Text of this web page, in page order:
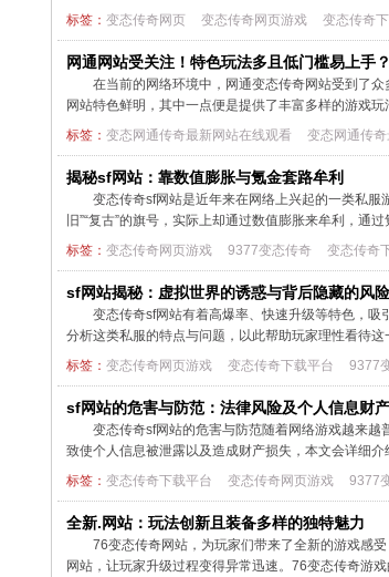
标签： 变态传奇网页 变态传奇网页游戏 变态传奇
网通网站受关注！特色玩法多且低门槛易上手？
在当前的网络环境中，网通变态传奇网站受到了
网站特色鲜明，其中一点便是提供了丰富多样的游戏
标签： 变态网通传奇最新网站在线观看 变态网通传
揭秘sf网站：靠数值膨胀与氪金套路牟利
变态传奇sf网站是近年来在网络上兴起的一类私
旧”“复古”的旗号，实际上却通过数值膨胀来牟利，通
标签： 变态传奇网页游戏 9377变态传奇 变态传奇
sf网站揭秘：虚拟世界的诱惑与背后隐藏的风险
变态传奇sf网站有着高爆率、快速升级等特色，吸
分析这类私服的特点与问题，以此帮助玩家理性看待这
标签： 变态传奇网页游戏 变态传奇下载平台 9377
sf网站的危害与防范：法律风险及个人信息财
变态传奇sf网站的危害与防范随着网络游戏越来
致使个人信息被泄露以及造成财产损失，本文会详细
标签： 变态传奇下载平台 变态传奇网页游戏 9377
全新.网站：玩法创新且装备多样的独特魅力
76变态传奇网站，为玩家们带来了全新的游戏感
网站，让玩家升级过程变得异常迅速。76变态传奇游